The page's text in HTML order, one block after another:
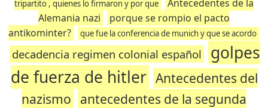
tripartito , quienes lo firmaron y por que
Antecedentes de la
Alemania nazi
porque se rompio el pacto
antikominter?
que fue la conferencia de munich y que se acordo
decadencia regimen colonial español
golpes
de fuerza de hitler Antecedentes del
nazismo antecedentes de la segunda